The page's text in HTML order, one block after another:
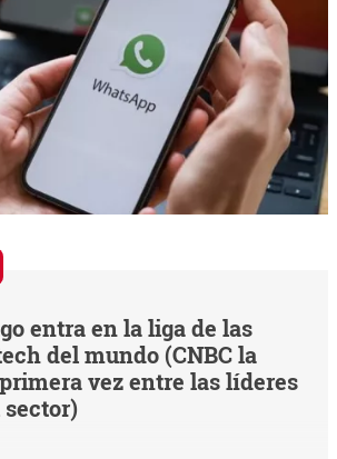
entra en la liga de las
del mundo (CNBC la
vez entre las líderes
sector)